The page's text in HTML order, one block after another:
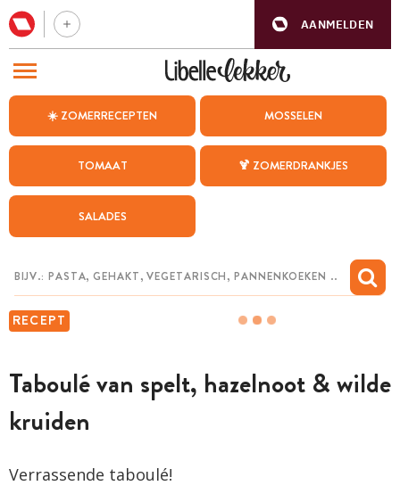
AANMELDEN
☀️ ZOMERRECEPTEN MOSSELEN
TOMAAT 🍹 ZOMERDRANKJES
SALADES
RECEPT
Taboulé van spelt, hazelnoot & wilde
kruiden
Verrassende taboulé!
BEZOEK ONZE ANDERE WEBSITES
WEEKMENU
CHAT MET MAIA
MIJN BEWAARDE RECEPTEN